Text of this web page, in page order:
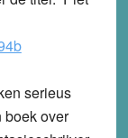
serieus
boek over